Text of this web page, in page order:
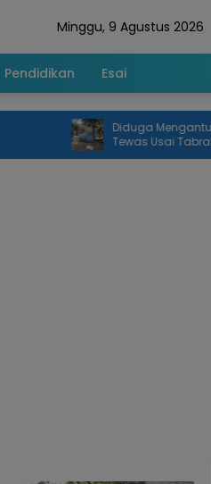
Minggu, 9 Agustus 2026
Pendidikan Esai
Diduga Mengantuk,
Tewas Usai Tabrak